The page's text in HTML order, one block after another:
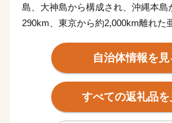
島、大神島から構成され、沖縄本島
290km、東京から約2,000km離れた
面積は東京都 (2,194平方km)の約10
200平方km、約55,000人がくらして
島全体はおおむね平坦で大きな河川
への土砂流出が少ない環境にありま
自治体情報を見
すべての返礼品を